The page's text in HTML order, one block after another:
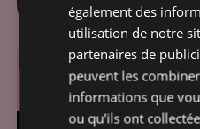
également des
utilisation de notre
partenaires de
peuvent les
informations que
ou qu'ils ont